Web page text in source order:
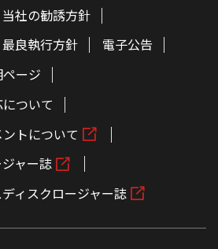
当社の勧誘方針
最良執行方針
電子公告
ージ
ついて
トについて
ャー誌
ィスクロージャー誌